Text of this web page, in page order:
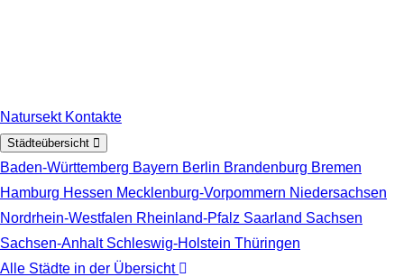
Natursekt Kontakte
Städteübersicht
Baden-Württemberg Bayern Berlin Brandenburg Bremen
Hamburg Hessen Mecklenburg-Vorpommern Niedersachsen
Nordrhein-Westfalen Rheinland-Pfalz Saarland Sachsen
Sachsen-Anhalt Schleswig-Holstein Thüringen
Alle Städte in der Übersicht